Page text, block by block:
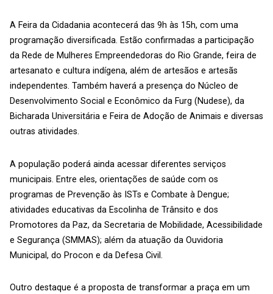
A Feira da Cidadania acontecerá das 9h às 15h, com uma
programação diversificada. Estão confirmadas a participação
da Rede de Mulheres Empreendedoras do Rio Grande, feira de
artesanato e cultura indígena, além de artesãos e artesãs
independentes. Também haverá a presença do Núcleo de
Desenvolvimento Social e Econômico da Furg (Nudese), da
Bicharada Universitária e Feira de Adoção de Animais e diversas
outras atividades.
A população poderá ainda acessar diferentes serviços
municipais. Entre eles, orientações de saúde com os
programas de Prevenção às ISTs e Combate à Dengue;
atividades educativas da Escolinha de Trânsito e dos
Promotores da Paz, da Secretaria de Mobilidade, Acessibilidade
e Segurança (SMMAS); além da atuação da Ouvidoria
Municipal, do Procon e da Defesa Civil.
Outro destaque é a proposta de transformar a praça em um